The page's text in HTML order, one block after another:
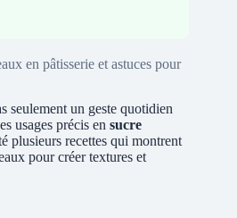
en pâtisserie et astuces pour
seulement un geste quotidien
usages précis en sucre
plusieurs recettes qui montrent
pour créer textures et